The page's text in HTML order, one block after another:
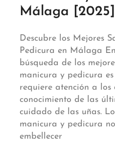
Málaga [2025]
Descubre los Mejores
Pedicura en Málaga
búsqueda de los
manicura y pedicura
requiere atención a los
conocimiento de las
cuidado de las uñas.
manicura y pedicura
embellecer